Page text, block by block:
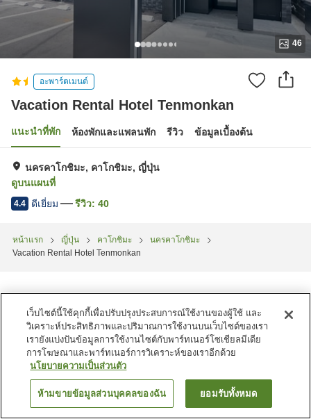
46
อะพาร์ตเมนต์
Vacation Rental Hotel Tenmonkan
แนะนำที่พัก ห้องพักและแพลนพัก รีวิว ข้อมูลเบื้องต้น
นครคาโกชิมะ, คาโกชิมะ, ญี่ปุ่น
ดูบนแผนที่
4.4 ดีเยี่ยม รีวิว: 40
หน้าแรก ญี่ปุ่น คาโกชิมะ
นครคาโกชิมะ
Vacation Rental Hotel Tenmonkan
ค้นหาห้องพัก
เว็บไซต์นี้ใช้คุกกี้เพื่อปรับปรุงประสบการณ์ใช้งานของผู้ใช้ และ
วิเคราะห์ประสิทธิภาพและปริมาณการใช้งานบนเว็บไซต์ของเรา
เรายังแบ่งปันข้อมูลการใช้งานไซต์กับพาร์ทเนอร์โซเชียลมีเดีย
การโฆษณาและพาร์ทเนอร์การวิเคราะห์ของเราอีกด้วย
นโยบายความเป็นส่วนตัว
ห้ามขายข้อมูลส่วนบุคคลของฉัน ยอมรับทั้งหมด